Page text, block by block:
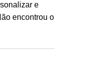
e
encontrou o